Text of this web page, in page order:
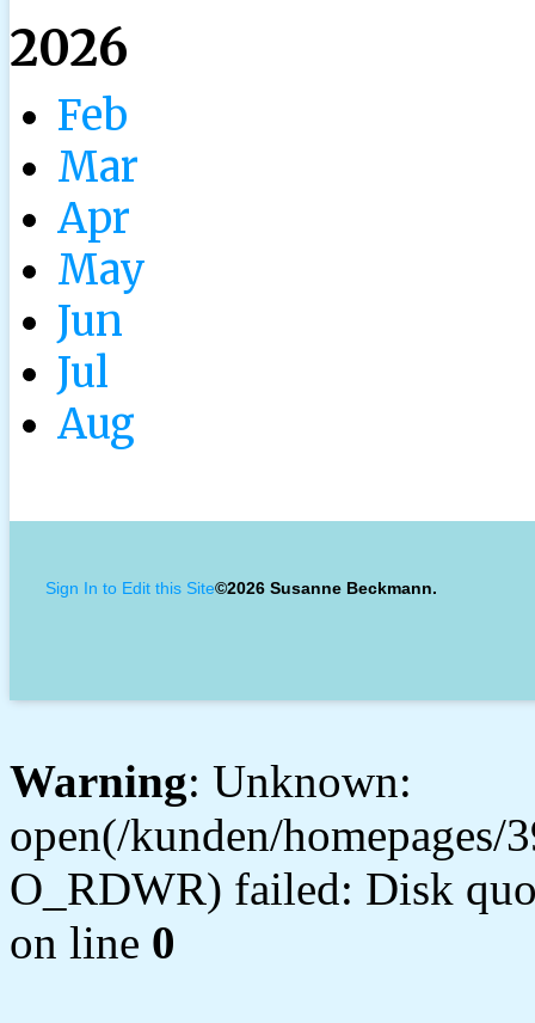
2026
Feb
Mar
Apr
May
Jun
Jul
Aug
Sign In to Edit this Site©2026 Susanne Beckmann.
Warning: Unknown:
open(/kunden/homepages/
O_RDWR) failed: Disk
on line 0